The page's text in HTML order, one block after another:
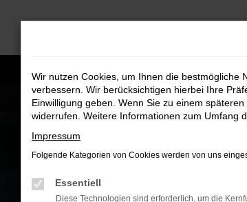
Wir nutzen Cookies, um Ihnen die bestmögliche
verbessern. Wir berücksichtigen hierbei Ihre
Einwilligung geben. Wenn Sie zu einem
widerrufen. Weitere Informationen zum Umfang
Impressum
Folgende Kategorien von Cookies werden von uns
Essentiell
Diese Technologien sind erforderlich, um die